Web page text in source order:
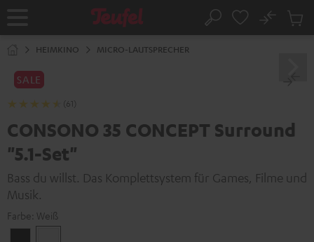
Startseite Suche
No
HEIMKINO MICRO-LAUTSPRECHER
SALE
(61)
CONSONO 35 CONCEPT Surround
"5.1-Set"
Bass du willst. Das Komplettsystem für Games, Filme und
Musik.
Farbe: Weiß